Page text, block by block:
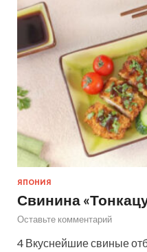
ЯПОНИЯ
Свинина
Оставьте комментарий
4 Вкуснейшие свиные